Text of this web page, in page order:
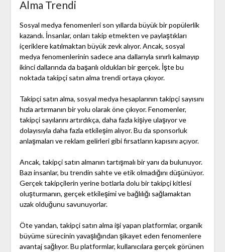
Alma Trendi
Sosyal medya fenomenleri son yıllarda büyük bir popülerlik
kazandı. İnsanlar, onları takip etmekten ve paylaştıkları
içeriklere katılmaktan büyük zevk alıyor. Ancak, sosyal
medya fenomenlerinin sadece ana dallarıyla sınırlı kalmayıp
ikinci dallarında da başarılı oldukları bir gerçek. İşte bu
noktada takipçi satın alma trendi ortaya çıkıyor.
Takipçi satın alma, sosyal medya hesaplarının takipçi sayısını
hızla artırmanın bir yolu olarak öne çıkıyor. Fenomenler,
takipçi sayılarını artırdıkça, daha fazla kişiye ulaşıyor ve
dolayısıyla daha fazla etkileşim alıyor. Bu da sponsorluk
anlaşmaları ve reklam gelirleri gibi fırsatların kapısını açıyor.
Ancak, takipçi satın almanın tartışmalı bir yanı da bulunuyor.
Bazı insanlar, bu trendin sahte ve etik olmadığını düşünüyor.
Gerçek takipçilerin yerine botlarla dolu bir takipçi kitlesi
oluşturmanın, gerçek etkileşimi ve bağlılığı sağlamaktan
uzak olduğunu savunuyorlar.
Öte yandan, takipçi satın alma işi yapan platformlar, organik
büyüme sürecinin yavaşlığından şikayet eden fenomenlere
avantaj sağlıyor. Bu platformlar, kullanıcılara gerçek görünen